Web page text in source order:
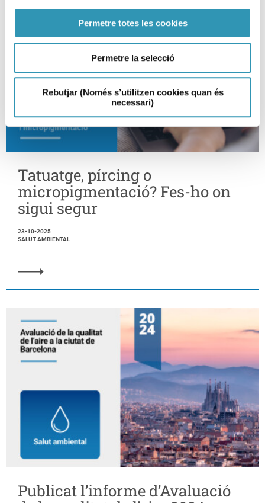
Permetre totes les cookies
Permetre la selecció
Rebutjar (Només s’utilitzen cookies quan és
necessari)
Tatuatge, pírcing o
micropigmentació? Fes-ho on
sigui segur
23-10-2025
SALUT AMBIENTAL
Publicat l’informe d’Avaluació